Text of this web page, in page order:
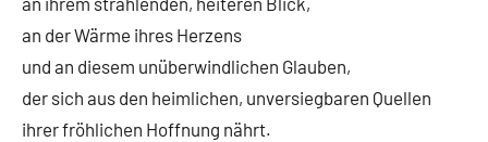
an der Wärme ihres Herzens
und an diesem unüberwindlichen Glauben,
der sich aus den heimlichen, unversiegbaren Quellen
ihrer fröhlichen Hoffnung nährt.